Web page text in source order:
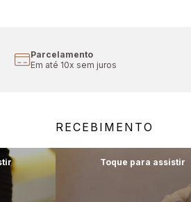
Frete Grátis
Em compras acima de R$1000
RECEBIMENTO